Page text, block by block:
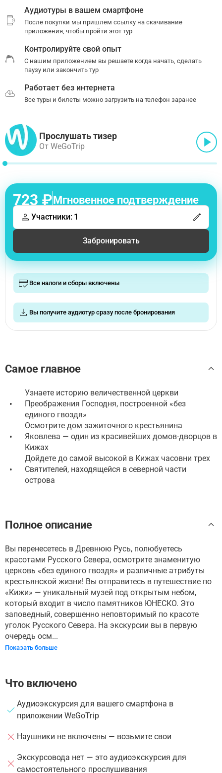
Аудиотуры в вашем смартфоне
После покупки мы пришлем ссылку на скачивание
приложения, чтобы пройти этот тур
Контролируйте свой опыт
С нашим приложением вы решаете когда начать, сделать
паузу или закончить тур
Работает без интернета
Все туры и билеты можно загрузить на телефон заранее
Прослушать тизер
От WeGoTrip
723 ₽Мгновенное подтверждение
Участники: 1
Забронировать
Все налоги и сборы включены
Вы получите аудиотур сразу после бронирования
Самое главное
•
Узнаете историю величественной церкви
Преображения Господня, построенной «без
единого гвоздя»
•
Осмотрите дом зажиточного крестьянина
Яковлева — один из красивейших домов-дворцов в
Кижах
•
Дойдете до самой высокой в Кижах часовни трех
Святителей, находящейся в северной части
острова
Полное описание
Вы перенесетесь в Древнюю Русь, полюбуетесь
красотами Русского Севера, осмотрите знаменитую
церковь «без единого гвоздя» и различные атрибуты
крестьянской жизни! Вы отправитесь в путешествие по
«Кижи» — уникальный музей под открытым небом,
который входит в число памятников ЮНЕСКО. Это
заповедный, совершенно неповторимый по красоте
уголок Русского Севера. На экскурсии вы в первую
очередь осм...
Показать больше
Что включено
Аудиоэкскурсия для вашего смартфона в
приложении WeGoTrip
Наушники не включены — возьмите свои
Экскурсовода нет — это аудиоэкскурсия для
самостоятельного прослушивания